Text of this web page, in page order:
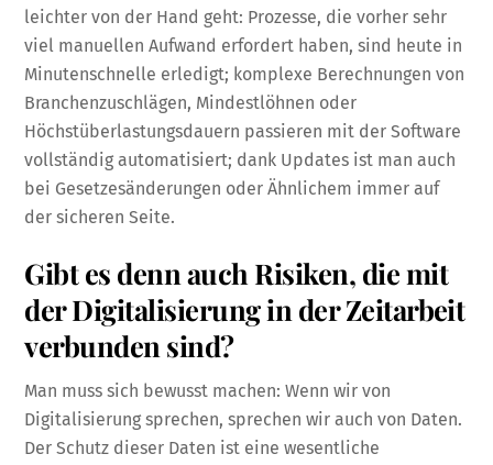
leichter von der Hand geht: Prozesse, die vorher sehr
viel manuellen Aufwand erfordert haben, sind heute in
Minutenschnelle erledigt; komplexe Berechnungen von
Branchenzuschlägen, Mindestlöhnen oder
Höchstüberlastungsdauern passieren mit der Software
vollständig automatisiert; dank Updates ist man auch
bei Gesetzesänderungen oder Ähnlichem immer auf
der sicheren Seite.
Gibt es denn auch Risiken, die mit
der Digitalisierung in der Zeitarbeit
verbunden sind?
Man muss sich bewusst machen: Wenn wir von
Digitalisierung sprechen, sprechen wir auch von Daten.
Der Schutz dieser Daten ist eine wesentliche